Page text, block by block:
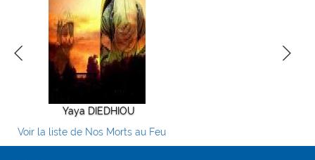
Yaya DIEDHIOU
Voir la liste de Nos Morts au Feu